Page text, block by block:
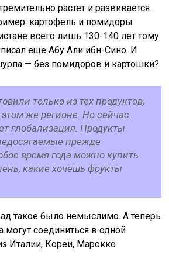
растет и развивается.
картофель и помидоры
всего лишь 130-140 лет тому
еще Абу Али ибн-Сино. И
— без помидоров и картошки?
только из тех продуктов,
же регионе. Но сейчас
глобализация. Продукты
прежде
время года можно купить
какие хочешь фрукты
такое было немыслимо. А теперь
соединиться в одной
Италии, Кореи, Марокко